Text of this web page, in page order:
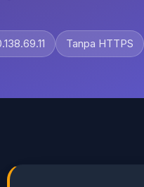
Tanpa HTTPS